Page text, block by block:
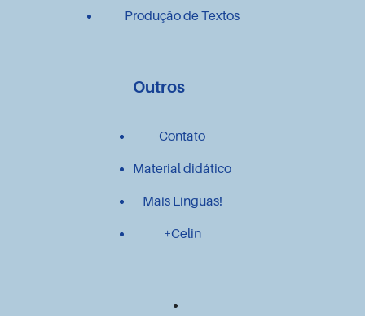
Produção de Textos
Outros
Contato
Material didático
Mais Línguas!
+Celin